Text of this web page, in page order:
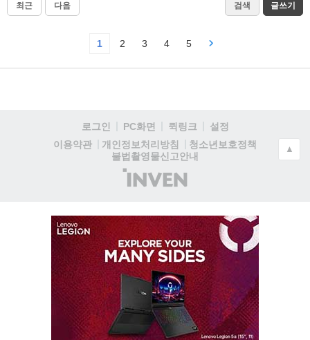
최근 다음 검색 글쓰기
1 2 3 4 5
로그인 PC화면 퀵링크
설정
이용약관
개인정보처리방침
청소년보호정책
불법촬영물신고안내
(주)
인
▲